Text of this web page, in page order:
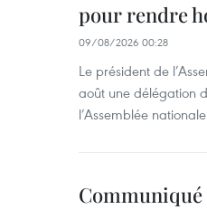
pour rendre
09/08/2026 00:28
Le président de
août une délégation
l’Assemblée